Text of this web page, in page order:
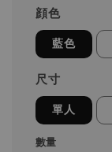
顔色
藍色
尺寸
單人
數量